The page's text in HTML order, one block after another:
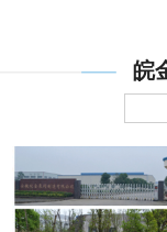
皖